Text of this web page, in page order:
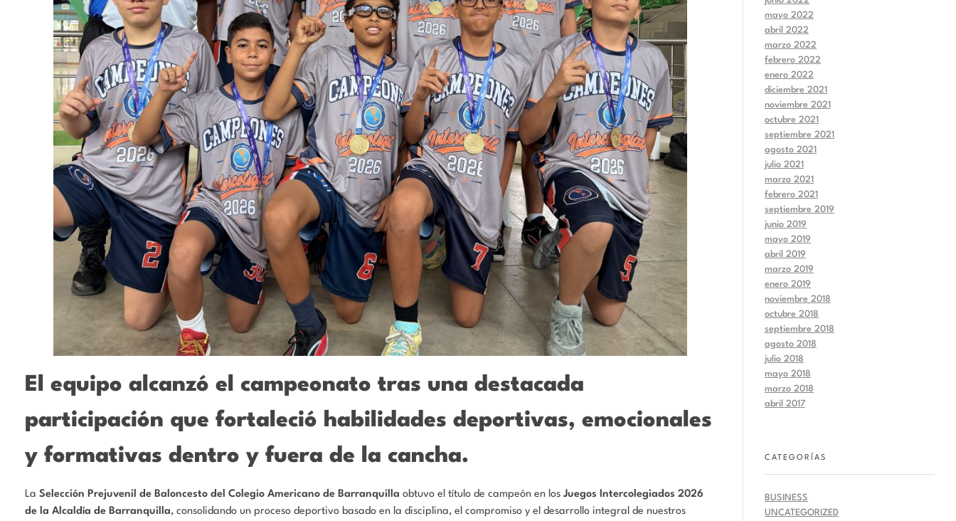
El equipo alcanzó el campeonato tras una destacada
participación que fortaleció habilidades deportivas, emocionales
y formativas dentro y fuera de la cancha.
La Selección Prejuvenil de Baloncesto del Colegio Americano de Barranquilla obtuvo el título de campeón en los Juegos Intercolegiados 2026
de la Alcaldía de Barranquilla, consolidando un proceso deportivo basado en la disciplina, el compromiso y el desarrollo integral de nuestros
mayo 2022
abril 2022
marzo 2022
febrero 2022
enero 2022
diciembre 2021
noviembre 2021
octubre 2021
septiembre 2021
agosto 2021
julio 2021
marzo 2021
febrero 2021
septiembre 2019
junio 2019
mayo 2019
abril 2019
marzo 2019
enero 2019
noviembre 2018
octubre 2018
septiembre 2018
agosto 2018
julio 2018
mayo 2018
marzo 2018
abril 2017
CATEGORÍAS
BUSINESS
UNCATEGORIZED